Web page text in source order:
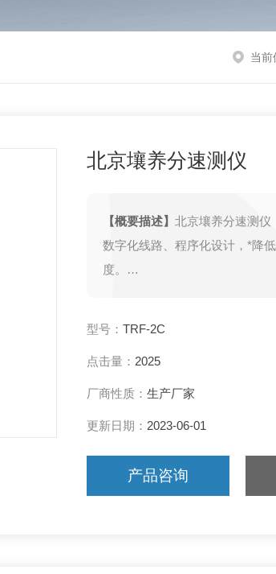
当前
北京壤养分速测仪
【概要描述】 北京壤养分速测仪
数字化线路、程序化设计，*降
度。
位移及磨损，光路测试定位 ，保
采用高亮度LED灯作为光源，硅
型号： TRF-2C
点击量： 2025
厂商性质： 生产厂家
更新日期： 2023-06-01
产品咨询